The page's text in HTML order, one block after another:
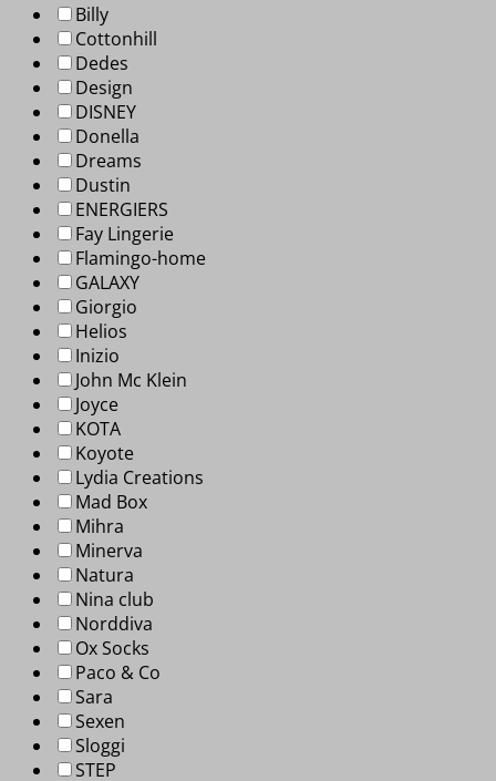
Billy
Cottonhill
Dedes
Design
DISNEY
Donella
Dreams
Dustin
ENERGIERS
Fay Lingerie
Flamingo-home
GALAXY
Giorgio
Helios
Inizio
John Mc Klein
Joyce
KOTA
Koyote
Lydia Creations
Mad Box
Mihra
Minerva
Natura
Nina club
Norddiva
Ox Socks
Paco & Co
Sara
Sexen
Sloggi
STEP